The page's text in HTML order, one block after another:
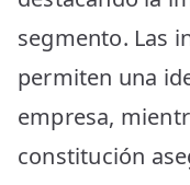
segmento. Las
permiten una
empresa,
constitución